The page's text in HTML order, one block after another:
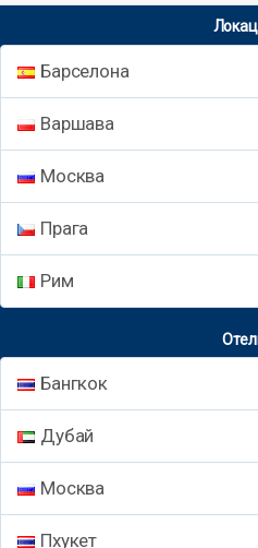
Барселона
Варшава
Москва
Прага
Рим
Бангкок
Дубай
Москва
Пхукет